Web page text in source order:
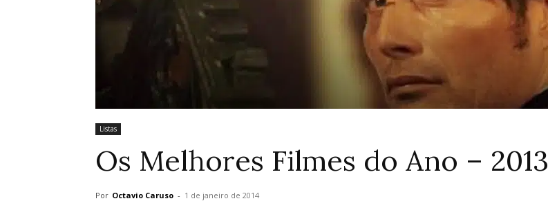
Cinema
Listas
Os Melhores Filmes do Ano – 2013
Por Octavio Caruso - 1 de janeiro de 2014